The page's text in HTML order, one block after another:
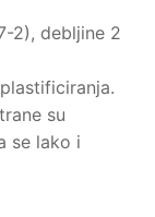
2), debljine 2
su
se lako i